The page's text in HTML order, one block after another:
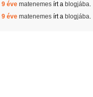
9 éve matenemesírt a blogjába.
9 éve matenemesírt a blogjába.